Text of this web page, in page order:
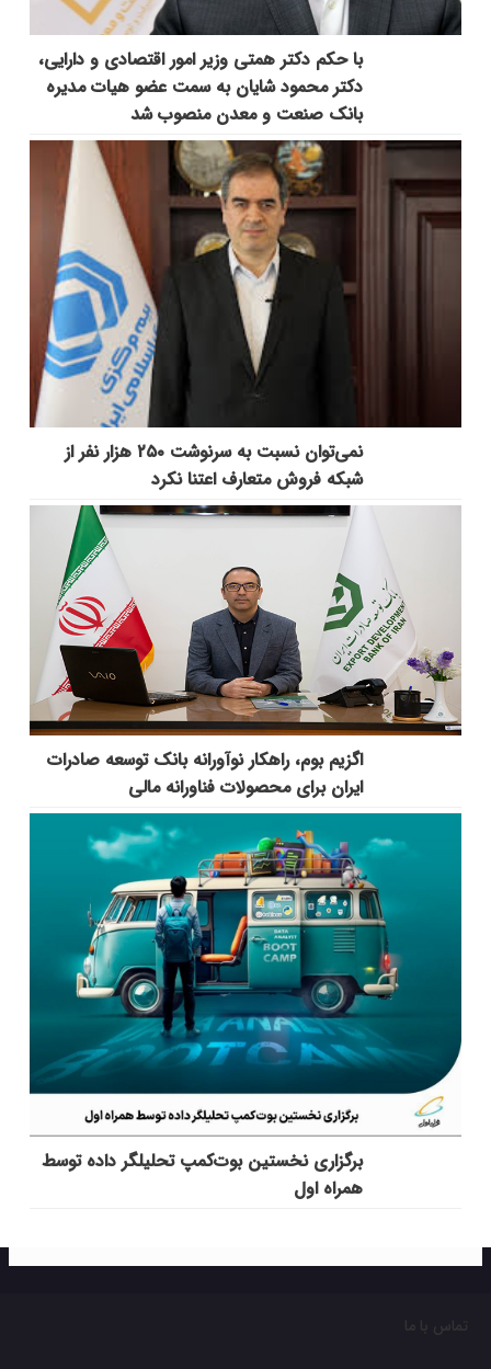
با حکم دکتر همتی وزیر امور اقتصادی و دارایی،
دکتر محمود شایان به سمت عضو هیات مدیره
بانک صنعت و معدن منصوب شد
نمی‌توان نسبت به سرنوشت ۲۵۰ هزار نفر از
شبکه فروش متعارف اعتنا نکرد
اگزیم بوم، راهکار نوآورانه بانک توسعه صادرات
ایران برای محصولات فناورانه مالی
برگزاری نخستین بوت‌کمپ تحلیلگر داده توسط
همراه اول
تماس با ما